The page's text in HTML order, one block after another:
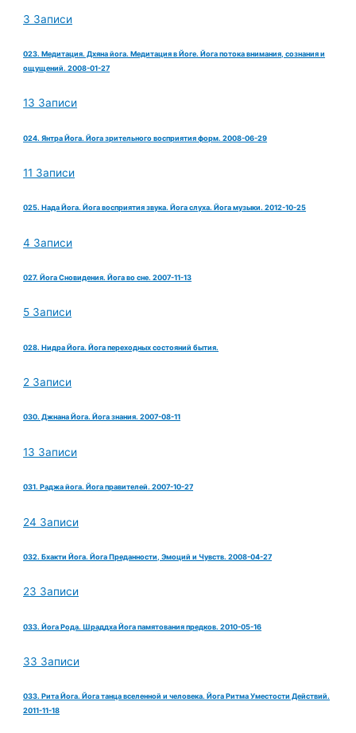
3 Записи
023. Медитация. Дхяна йога. Медитация в Йоге. Йога потока внимания, сознания и
ощущений. 2008-01-27
13 Записи
024. Янтра Йога. Йога зрительного восприятия форм. 2008-06-29
11 Записи
025. Нада Йога. Йога восприятия звука. Йога слуха. Йога музыки. 2012-10-25
4 Записи
027. Йога Сновидения. Йога во сне. 2007-11-13
5 Записи
028. Нидра Йога. Йога переходных состояний бытия.
2 Записи
030. Джнана Йога. Йога знания. 2007-08-11
13 Записи
031. Раджа йога. Йога правителей. 2007-10-27
24 Записи
032. Бхакти Йога. Йога Преданности, Эмоций и Чувств. 2008-04-27
23 Записи
033. Йога Рода. Шраддха Йога памятования предков. 2010-05-16
33 Записи
033. Рита Йога. Йога танца вселенной и человека. Йога Ритма Уместости Действий.
2011-11-18